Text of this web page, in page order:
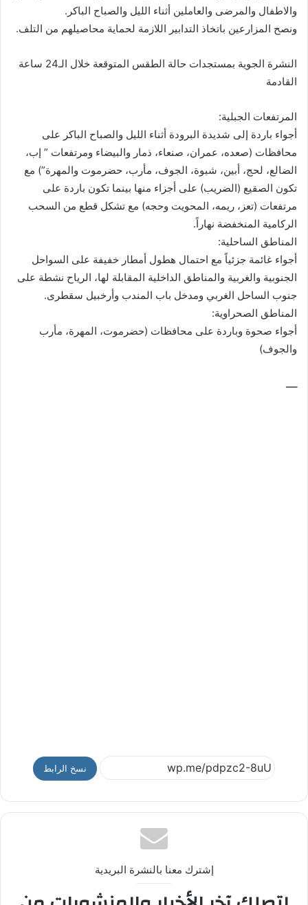
والاطفال والمرضى والعاملين أثناء الليل والصباح الباكر.
ونصح المزارعين باتخاذ التدابير اللازمة لحماية محاصيلهم من التلف.
النشرة الجوية بمستجدات حالة الطقس المتوقعة خلال الـ24 ساعة
القادمة
المرتفعات الجبلية:
أجواء باردة إلى شديدة البرودة أثناء الليل والصباح الباكر على
محافظات (صعده، عمران، صنعاء، ذمار والبيضاء ومرتفعات ” إب،
الضالع، لحج، أبين، شبوة، الجوف، مأرب، حضرموت والمهرة”) مع
تكون الصقيع (الضريب) على أجزاء منها بينما تكون باردة على
مرتفعات (تعز، ريمه، المحويت وحجه) مع تشكل قطع من السحب
الركامية المنخفضة نهاراً.
المناطق الساحلية:
أجواء غائمة جزئياً مع احتمال هطول أمطار خفيفة على السواحل
الجنوبية والغربية والمناطق الداخلية المقابلة لها، الرياح نشطة على
جنوب الساحل الغربي ومدخل باب المندب وأرخبيل سقطرى.
المناطق الصحراوية:
أجواء صحوة وباردة على محافظات (حضرموت، المهرة، مأرب
والجوف)
ــــ
نسخ الرابط
إشترك معنا بالنشرة البريدية